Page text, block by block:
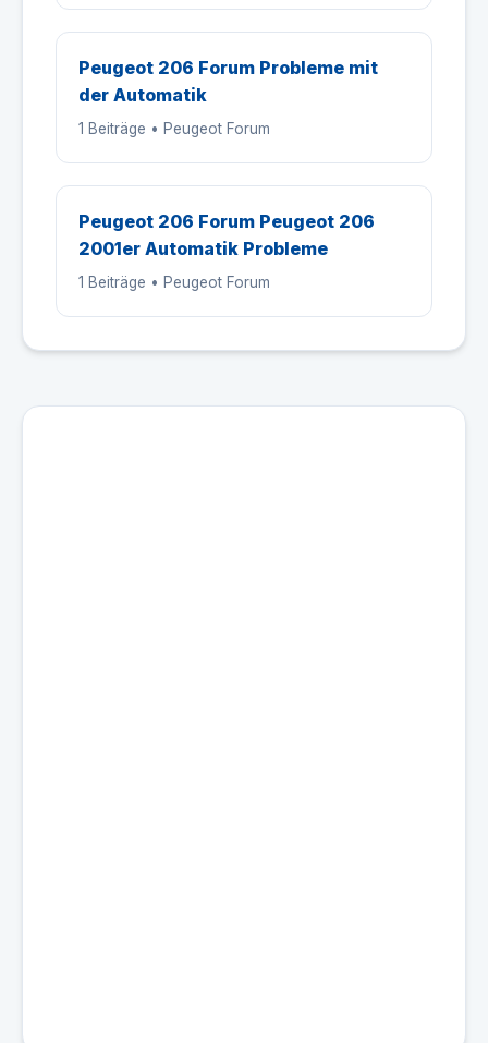
Peugeot 206 Forum Probleme mit
der Automatik
1 Beiträge • Peugeot Forum
Peugeot 206 Forum Peugeot 206
2001er Automatik Probleme
1 Beiträge • Peugeot Forum